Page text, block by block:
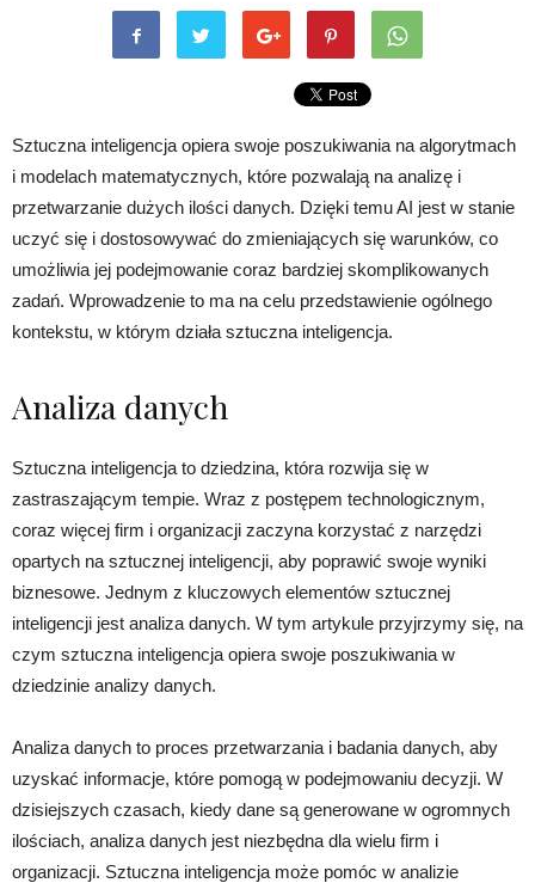
Sztuczna inteligencja opiera swoje poszukiwania na algorytmach
i modelach matematycznych, które pozwalają na analizę i
przetwarzanie dużych ilości danych. Dzięki temu AI jest w stanie
uczyć się i dostosowywać do zmieniających się warunków, co
umożliwia jej podejmowanie coraz bardziej skomplikowanych
zadań. Wprowadzenie to ma na celu przedstawienie ogólnego
kontekstu, w którym działa sztuczna inteligencja.
Analiza danych
Sztuczna inteligencja to dziedzina, która rozwija się w
zastraszającym tempie. Wraz z postępem technologicznym,
coraz więcej firm i organizacji zaczyna korzystać z narzędzi
opartych na sztucznej inteligencji, aby poprawić swoje wyniki
biznesowe. Jednym z kluczowych elementów sztucznej
inteligencji jest analiza danych. W tym artykule przyjrzymy się, na
czym sztuczna inteligencja opiera swoje poszukiwania w
dziedzinie analizy danych.
Analiza danych to proces przetwarzania i badania danych, aby
uzyskać informacje, które pomogą w podejmowaniu decyzji. W
dzisiejszych czasach, kiedy dane są generowane w ogromnych
ilościach, analiza danych jest niezbędna dla wielu firm i
organizacji. Sztuczna inteligencja może pomóc w analizie